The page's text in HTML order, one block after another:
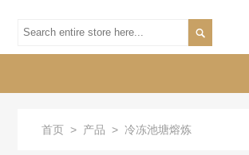

首页 > 产品 > 冷冻池塘熔炼